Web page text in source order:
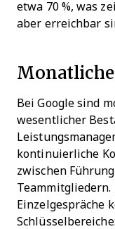
etwa 70 %, was
aber erreichbar
Bei Google sind
wesentlicher
kontinuierliche
zwischen
Einzelgespräche
Schlüsselbereiche: